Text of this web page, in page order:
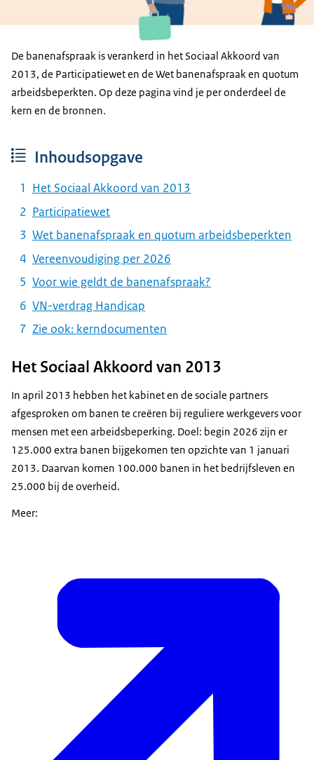
De banenafspraak is verankerd in het Sociaal Akkoord van
2013, de Participatiewet en de Wet banenafspraak en quotum
arbeidsbeperkten. Op deze pagina vind je per onderdeel de
kern en de bronnen.
Inhoudsopgave
Het Sociaal Akkoord van 2013
Participatiewet
Wet banenafspraak en quotum arbeidsbeperkten
Vereenvoudiging per 2026
Voor wie geldt de banenafspraak?
VN-verdrag Handicap
Zie ook: kerndocumenten
Het Sociaal Akkoord van 2013
In april 2013 hebben het kabinet en de sociale partners
afgesproken om banen te creëren bij reguliere werkgevers voor
mensen met een arbeidsbeperking. Doel: begin 2026 zijn er
125.000 extra banen bijgekomen ten opzichte van 1 januari
2013. Daarvan komen 100.000 banen in het bedrijfsleven en
25.000 bij de overheid.
Meer: